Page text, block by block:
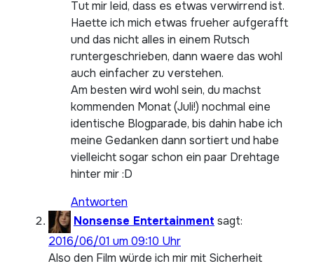
Tut mir leid, dass es etwas verwirrend ist.
Haette ich mich etwas frueher aufgerafft
und das nicht alles in einem Rutsch
runtergeschrieben, dann waere das wohl
auch einfacher zu verstehen.
Am besten wird wohl sein, du machst
kommenden Monat (Juli!) nochmal eine
identische Blogparade, bis dahin habe ich
meine Gedanken dann sortiert und habe
vielleicht sogar schon ein paar Drehtage
hinter mir :D
Antworten
Nonsense Entertainment sagt:
2016/06/01 um 09:10 Uhr
Also den Film würde ich mir mit Sicherheit